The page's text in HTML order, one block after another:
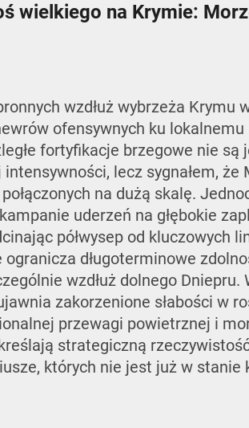
wielkiego na Krymie:
wzdłuż wybrzeża Krymu
ofensywnych ku
fortyfikacje brzegowe nie są
lecz sygnałem, że
na dużą skalę.
uderzeń na głębokie
półwysep od kluczowych
długoterminowe
wzdłuż dolnego
zakorzenione słabości w
przewagi powietrznej i
strategiczną
których nie jest już w